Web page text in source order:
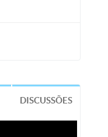
DISCUSSÕES